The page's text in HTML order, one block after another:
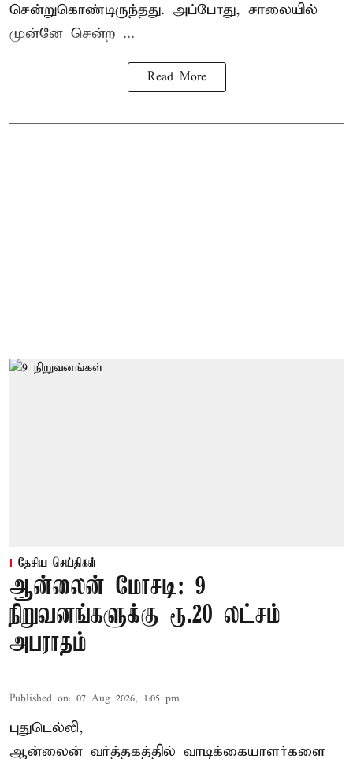
சென்றுகொண்டிருந்தது. அப்போது, சாலையில்
முன்னே சென்ற ...
Read More
தேசிய செய்திகள்
ஆன்லைன் மோசடி: 9
நிறுவனங்களுக்கு ரூ.20 லட்சம்
அபராதம்
Published on: 07 Aug 2026, 1:05 pm
புதுடெல்லி,
ஆன்லைன் வர்த்தகத்தில் வாடிக்கையாளர்களை